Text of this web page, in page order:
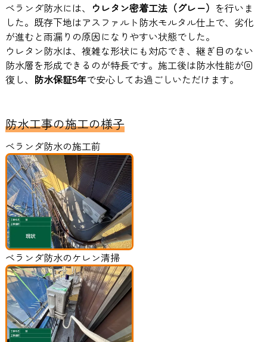
ベランダ防水には、 ウレタン密着工法（グレー） を行いま
した。既存下地はアスファルト防水モルタル仕上で、劣化
が進むと雨漏りの原因になりやすい状態でした。
ウレタン防水は、複雑な形状にも対応でき、継ぎ目のない
防水層を形成できるのが特長です。施工後は防水性能が回
復し、 防水保証5年で安心してお過ごしいただけます。
防水工事の施工の様子
ベランダ防水の施工前
ベランダ防水のケレン清掃